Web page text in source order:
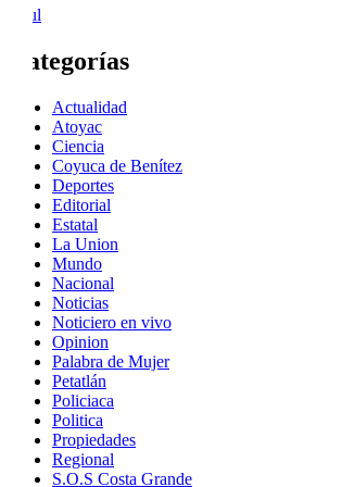
« Jul
Categorías
Actualidad
Atoyac
Ciencia
Coyuca de Benítez
Deportes
Editorial
Estatal
La Union
Mundo
Nacional
Noticias
Noticiero en vivo
Opinion
Palabra de Mujer
Petatlán
Policiaca
Politica
Propiedades
Regional
S.O.S Costa Grande